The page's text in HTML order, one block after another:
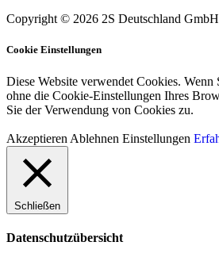
Copyright © 2026 2S Deutschland GmbH
Cookie Einstellungen
Diese Website verwendet Cookies. Wenn
ohne die Cookie-Einstellungen Ihres
Sie der Verwendung von Cookies zu.
Akzeptieren Ablehnen Einstellungen
Schließen
Datenschutzübersicht